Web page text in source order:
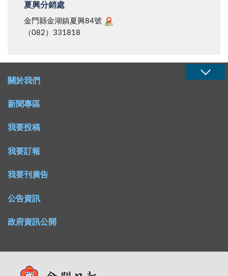
夏興分銷處
金門縣金湖鎮夏興84號
（082）331818
關於我們
新聞專區
我要投稿
我要訂報
我要刊廣告
公告資訊
政府資訊公開